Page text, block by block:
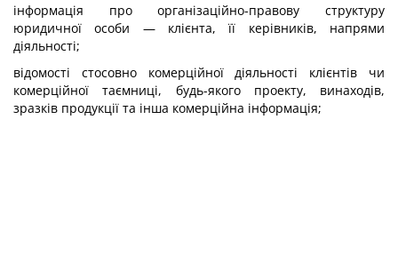
інформація про організаційно-правову структуру
юридичної особи — клієнта, її керівників, напрями
діяльності;
відомості стосовно комерційної діяльності клієнтів чи
комерційної таємниці, будь-якого проекту, винаходів,
зразків продукції та інша комерційна інформація;